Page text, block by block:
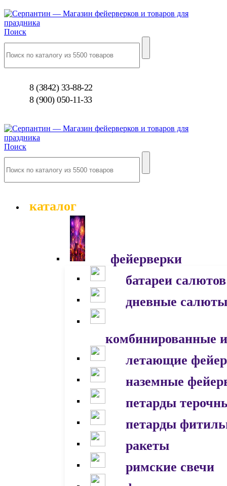
Поиск
8 (3842) 33-88-22
8 (900) 050-11-33
Поиск
каталог
фейерверки
батареи салютов
дневные салюты
комбинированные
летающие
наземные
петарды
петарды
ракеты
римские свечи